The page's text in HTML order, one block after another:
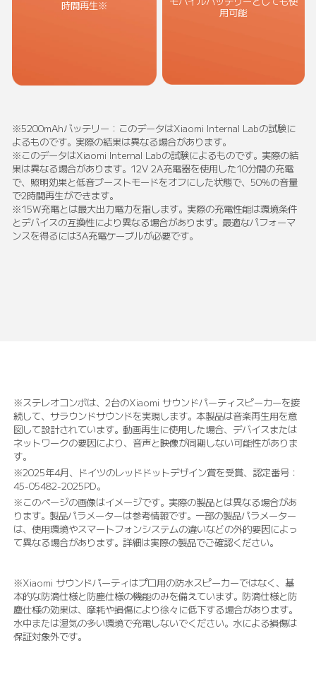
時間再生※
用可能
※5200mAhバッテリー：このデータはXiaomi Internal Labの試験に
よるものです。実際の結果は異なる場合があります。
※このデータはXiaomi Internal Labの試験によるものです。実際の結
果は異なる場合があります。12V 2A充電器を使用した10分間の充電
で、照明効果と低音ブーストモードをオフにした状態で、50%の音量
で2時間再生ができます。
※15W充電とは最大出力電力を指します。実際の充電性能は環境条件
とデバイスの互換性により異なる場合があります。最適なパフォーマ
ンスを得るには3A充電ケーブルが必要です。
※ステレオコンボは、2台のXiaomi サウンドパーティスピーカーを接
続して、サラウンドサウンドを実現します。本製品は音楽再生用を意
図して設計されています。動画再生に使用した場合、デバイスまたは
ネットワークの要因により、音声と映像が同期しない可能性がありま
す。
※2025年4月、ドイツのレッドドットデザイン賞を受賞、認定番号：
45-05482-2025PD。
※このページの画像はイメージです。実際の製品とは異なる場合があ
ります。製品パラメーターは参考情報です。一部の製品パラメーター
は、使用環境やスマートフォンシステムの違いなどの外的要因によっ
て異なる場合があります。詳細は実際の製品でご確認ください。
※Xiaomi サウンドパーティはプロ用の防水スピーカーではなく、基
本的な防滴仕様と防塵仕様の機能のみを備えています。防滴仕様と防
塵仕様の効果は、摩耗や損傷により徐々に低下する場合があります。
水中または湿気の多い環境で充電しないでください。水による損傷は
保証対象外です。